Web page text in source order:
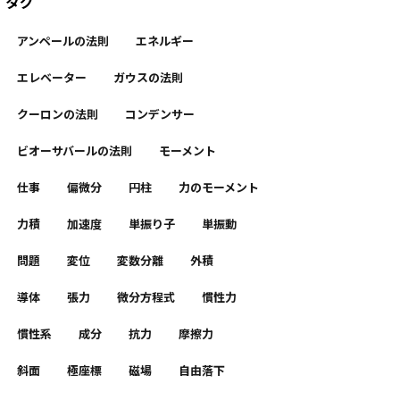
n+1)( )α−n α−1)⋯(α− )
アンペールの法則 エネルギー
エレベーター ガウスの法則
クーロンの法則 コンデンサー
ビオーサバールの法則 モーメント
仕事 偏微分 円柱 力のモーメント
力積 加速度 単振り子 単振動
問題 変位 変数分離 外積
導体 張力 微分方程式 慣性力
慣性系 成分 抗力 摩擦力
斜面 極座標 磁場 自由落下